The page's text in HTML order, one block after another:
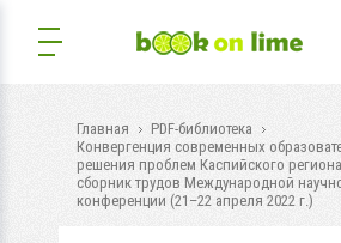
Главная
PDF-библиотека
Конвергенция современных
решения проблем Каспийского
сборник трудов Международной
конференции (21–22 апреля 2022 г.)